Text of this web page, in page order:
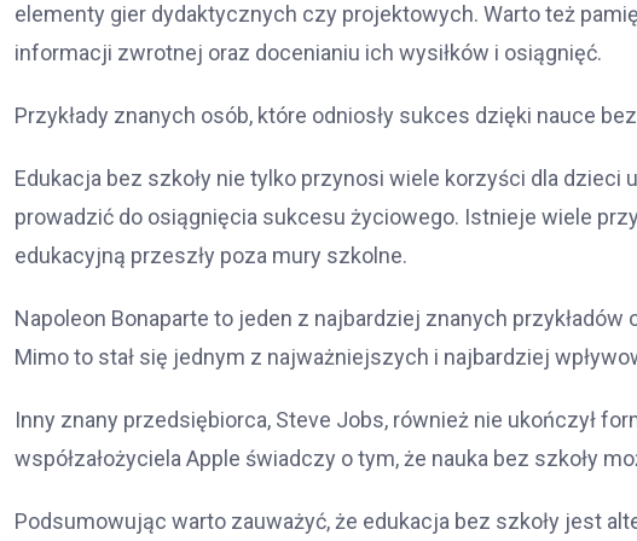
elementy gier dydaktycznych czy projektowych. Warto też
informacji zwrotnej oraz docenianiu ich wysiłków i osiągnięć.
Przykłady znanych osób, które odniosły sukces dzięki nauce
Edukacja bez szkoły nie tylko przynosi wiele korzyści dla
prowadzić do osiągnięcia sukcesu życiowego. Istnieje wiele
edukacyjną przeszły poza mury szkolne.
Napoleon Bonaparte to jeden z najbardziej znanych przykładów
Mimo to stał się jednym z najważniejszych i najbardziej
Inny znany przedsiębiorca, Steve Jobs, również nie ukończył
współzałożyciela Apple świadczy o tym, że nauka bez szkoły
Podsumowując warto zauważyć, że edukacja bez szkoły jest